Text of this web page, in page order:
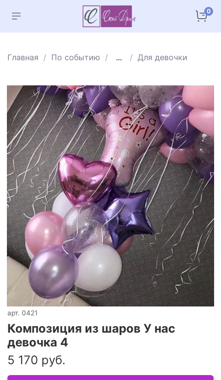
0
Главная По событию ... Для девочки
арт. 0421
Композиция из шаров У нас
девочка 4
5 170 руб.